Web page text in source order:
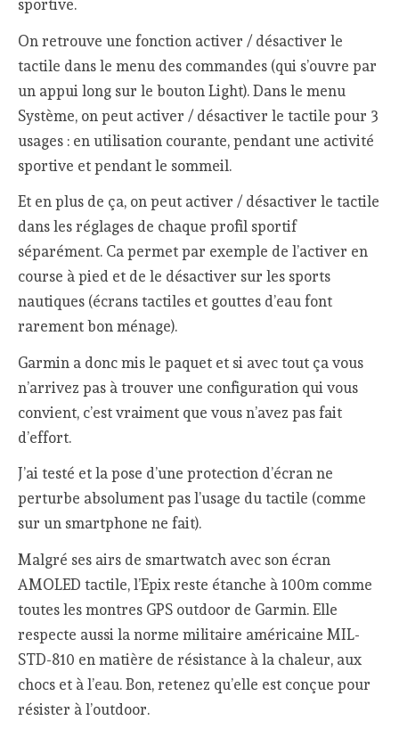
sportive.
On retrouve une fonction activer / désactiver le
tactile dans le menu des commandes (qui s’ouvre par
un appui long sur le bouton Light). Dans le menu
Système, on peut activer / désactiver le tactile pour 3
usages : en utilisation courante, pendant une activité
sportive et pendant le sommeil.
Et en plus de ça, on peut activer / désactiver le tactile
dans les réglages de chaque profil sportif
séparément. Ca permet par exemple de l’activer en
course à pied et de le désactiver sur les sports
nautiques (écrans tactiles et gouttes d’eau font
rarement bon ménage).
Garmin a donc mis le paquet et si avec tout ça vous
n’arrivez pas à trouver une configuration qui vous
convient, c’est vraiment que vous n’avez pas fait
d’effort.
J’ai testé et la pose d’une protection d’écran ne
perturbe absolument pas l’usage du tactile (comme
sur un smartphone ne fait).
Malgré ses airs de smartwatch avec son écran
AMOLED tactile, l’Epix reste étanche à 100m comme
toutes les montres GPS outdoor de Garmin. Elle
respecte aussi la norme militaire américaine MIL-
STD-810 en matière de résistance à la chaleur, aux
chocs et à l’eau. Bon, retenez qu’elle est conçue pour
résister à l’outdoor.